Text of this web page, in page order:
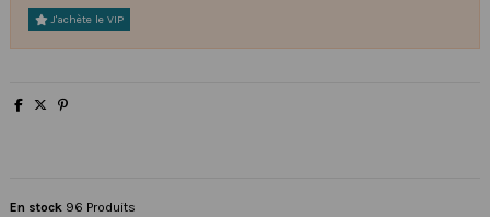
J'achète le VIP
En stock 96 Produits